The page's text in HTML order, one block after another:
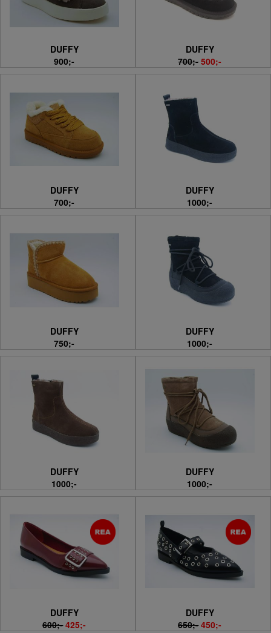
DUFFY
900;-
DUFFY
700;- 500;-
DUFFY
700;-
DUFFY
1000;-
DUFFY
750;-
DUFFY
1000;-
DUFFY
1000;-
DUFFY
1000;-
DUFFY
600;- 425;-
DUFFY
650;- 450;-